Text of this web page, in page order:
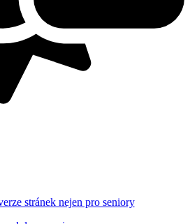
stránek nejen pro seniory